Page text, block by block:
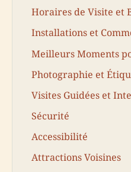
Horaires de Visite et
Installations et
Meilleurs Moments
Photographie et
Visites Guidées et
Sécurité
Accessibilité
Attractions Voisines